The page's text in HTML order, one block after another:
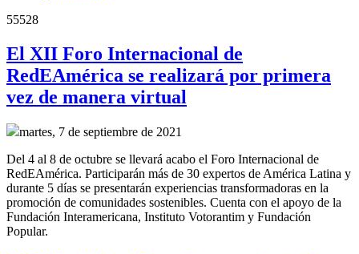
55528
El XII Foro Internacional de
RedEAmérica se realizará por primera
vez de manera virtual
martes, 7 de septiembre de 2021
Del 4 al 8 de octubre se llevará acabo el Foro Internacional de
RedEAmérica. Participarán más de 30 expertos de América Latina y
durante 5 días se presentarán experiencias transformadoras en la
promoción de comunidades sostenibles. Cuenta con el apoyo de la
Fundación Interamericana, Instituto Votorantim y Fundación
Popular.